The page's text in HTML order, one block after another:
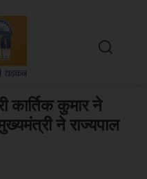
कार्तिक कुमार ने
ने राज्यपाल